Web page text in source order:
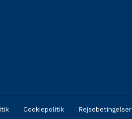
Cookiepolitik Rejsebetingelser